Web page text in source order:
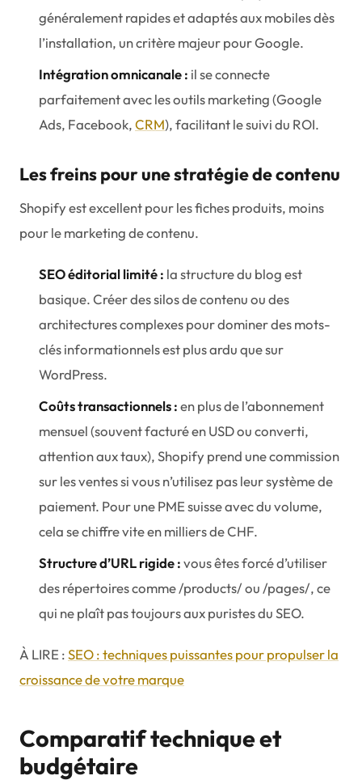
généralement rapides et adaptés aux mobiles dès
l’installation, un critère majeur pour Google.
Intégration omnicanale : il se connecte
parfaitement avec les outils marketing (Google
Ads, Facebook,CRM), facilitant le suivi du ROI.
Les freins pour une stratégie de contenu
Shopify est excellent pour les fiches produits, moins
pour le marketing de contenu.
SEO éditorial limité : la structure du blog est
basique. Créer des silos de contenu ou des
architectures complexes pour dominer des mots-
clés informationnels est plus ardu que sur
WordPress.
Coûts transactionnels :en plus de l’abonnement
mensuel (souvent facturé en USD ou converti,
attention aux taux), Shopify prend une commission
sur les ventes si vous n’utilisez pas leur système de
paiement. Pour une PME suisse avec du volume,
cela se chiffre vite en milliers de CHF.
Structure d’URL rigide :vous êtes forcé d’utiliser
des répertoires comme /products/ ou /pages/, ce
qui ne plaît pas toujours aux puristes du SEO.
À LIRE :SEO : techniques puissantes pour propulser la
croissance de votre marque
Comparatif technique et
budgétaire